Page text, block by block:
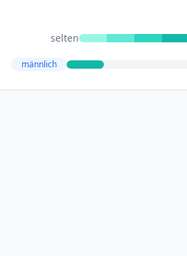
selten
männlich